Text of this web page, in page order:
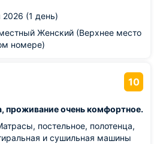
(1 день)
Женский (Верхнее место
номере)
10
проживание очень комфортное.
постельное, полотенца,
и сушильная машины